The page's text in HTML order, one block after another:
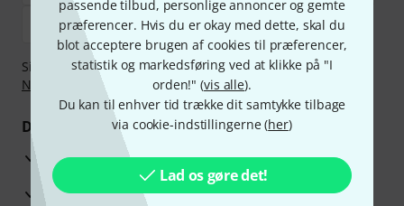
passende tilbud, personlige annoncer og gemte
præferencer. Hvis du er okay med dette, skal du
blot acceptere brugen af cookies til præferencer,
statistik og markedsføring ved at klikke på "I
orden!" (vis alle).
Du kan til enhver tid trække dit samtykke tilbage
via cookie-indstillingerne (her)
Lad os gøre det!
Sikker betaling med Bankoverførsel, PayPal,Klarna Betal
Nu
Klarna betaling i ratereller Kreditkort.
Dine fordele
3 års Thomann Garanti
30 dages money back garanti